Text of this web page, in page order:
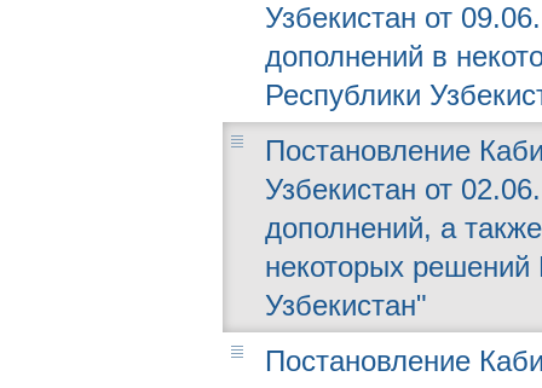
Узбекистан от
дополнений в
Республики
Постановление
Узбекистан от
дополнений, а
некоторых решений
Узбекистан"
Постановление